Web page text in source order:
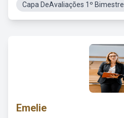
Capa DeAvaliações 1º Bimestre
Emelie